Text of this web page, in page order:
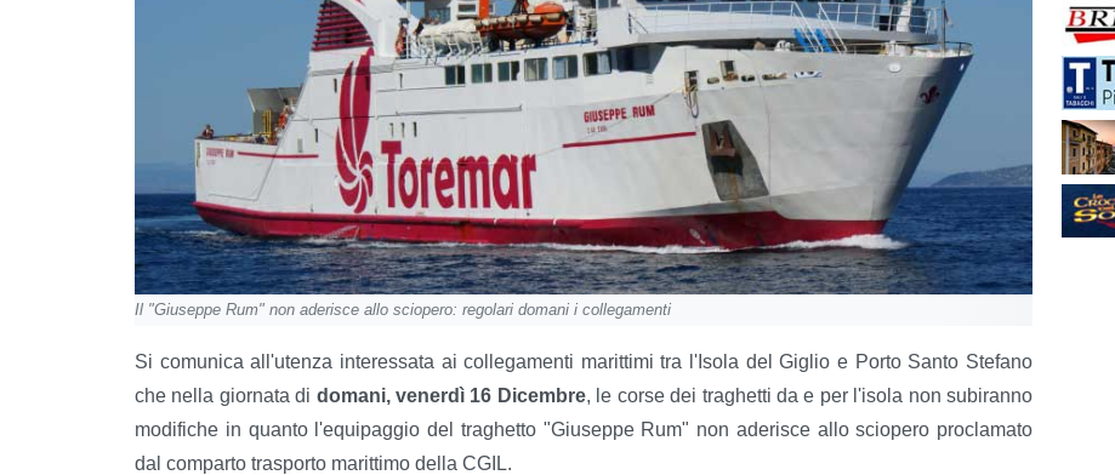
Il "Giuseppe Rum" non aderisce allo sciopero: regolari domani i collegamenti
Si comunica all'utenza interessata ai collegamenti marittimi tra l'Isola del Giglio e Porto Santo Stefano
che nella giornata di domani, venerdì 16 Dicembre, le corse dei traghetti da e per l'isola non subiranno
modifiche in quanto l'equipaggio del traghetto "Giuseppe Rum" non aderisce allo sciopero proclamato
dal comparto trasporto marittimo della CGIL.